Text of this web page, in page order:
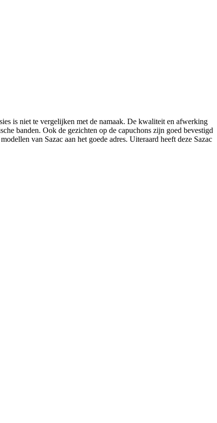
is niet te vergelijken met de namaak. De kwaliteit en afwerking
banden. Ook de gezichten op de capuchons zijn goed bevestigd
van Sazac aan het goede adres. Uiteraard heeft deze Sazac